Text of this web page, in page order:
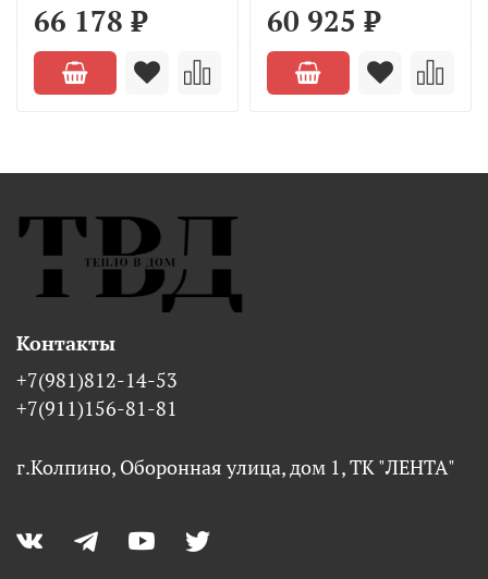
66 178 ₽ 60 925 ₽
Контакты
+7(981)812-14-53
+7(911)156-81-81
г.Колпино, Оборонная улица, дом 1, ТК "ЛЕНТА"